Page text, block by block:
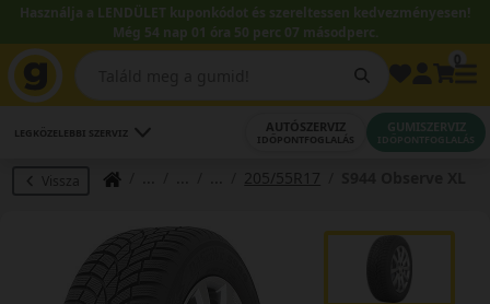
Használja a LENDÜLET kuponkódot és szereltessen kedvezményesen!
Még 54 nap 01 óra 50 perc 07 másodperc.
LEGKÖZELEBBI SZERVIZ AUTÓSZERVIZ
IDŐPONTFOGLALÁS
GUMISZERVIZ
IDŐPONTFOGLALÁS
Vissza 205/55R17